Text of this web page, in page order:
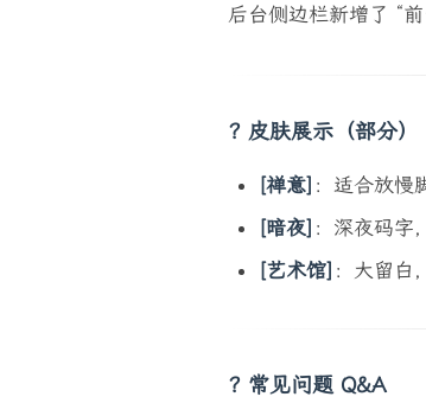
后台侧边栏新增了 “
? 皮肤展示（部分）
[禅意] ：适合放慢
[暗夜] ：深夜码字
[艺术馆] ：大留白
? 常见问题 Q&A